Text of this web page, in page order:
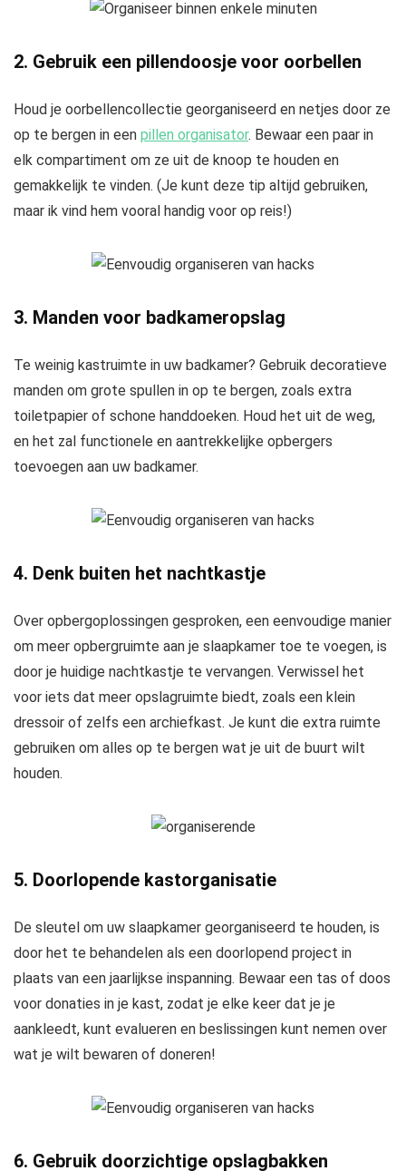
2. Gebruik een pillendoosje voor oorbellen
Houd je oorbellencollectie georganiseerd en netjes door ze
op te bergen in een pillen organisator. Bewaar een paar in
elk compartiment om ze uit de knoop te houden en
gemakkelijk te vinden. (Je kunt deze tip altijd gebruiken,
maar ik vind hem vooral handig voor op reis!)
3. Manden voor badkameropslag
Te weinig kastruimte in uw badkamer? Gebruik decoratieve
manden om grote spullen in op te bergen, zoals extra
toiletpapier of schone handdoeken. Houd het uit de weg,
en het zal functionele en aantrekkelijke opbergers
toevoegen aan uw badkamer.
4. Denk buiten het nachtkastje
Over opbergoplossingen gesproken, een eenvoudige manier
om meer opbergruimte aan je slaapkamer toe te voegen, is
door je huidige nachtkastje te vervangen. Verwissel het
voor iets dat meer opslagruimte biedt, zoals een klein
dressoir of zelfs een archiefkast. Je kunt die extra ruimte
gebruiken om alles op te bergen wat je uit de buurt wilt
houden.
5. Doorlopende kastorganisatie
De sleutel om uw slaapkamer georganiseerd te houden, is
door het te behandelen als een doorlopend project in
plaats van een jaarlijkse inspanning. Bewaar een tas of doos
voor donaties in je kast, zodat je elke keer dat je je
aankleedt, kunt evalueren en beslissingen kunt nemen over
wat je wilt bewaren of doneren!
6. Gebruik doorzichtige opslagbakken